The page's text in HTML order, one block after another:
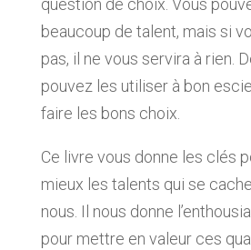
question de choix. Vous
beaucoup de talent, mais si
pas, il ne vous servira à rien.
pouvez les utiliser à bon
faire les bons choix.
Ce livre vous donne les clés
mieux les talents qui se
nous. Il nous donne
pour mettre en valeur ces